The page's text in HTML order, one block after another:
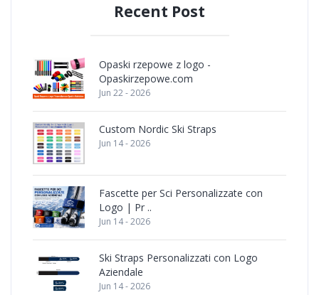
Recent Post
Opaski rzepowe z logo -
Opaskirzepowe.com
Jun 22 - 2026
Custom Nordic Ski Straps
Jun 14 - 2026
Fascette per Sci Personalizzate con
Logo | Pr ..
Jun 14 - 2026
Ski Straps Personalizzati con Logo
Aziendale
Jun 14 - 2026